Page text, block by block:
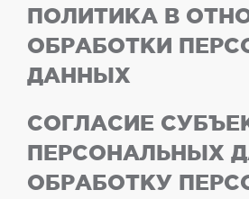
ПОЛИТИКА В
ОБРАБОТКИ
ДАННЫХ
СОГЛАСИЕ
ПЕРСОНАЛЬНЫХ
ОБРАБОТКУ